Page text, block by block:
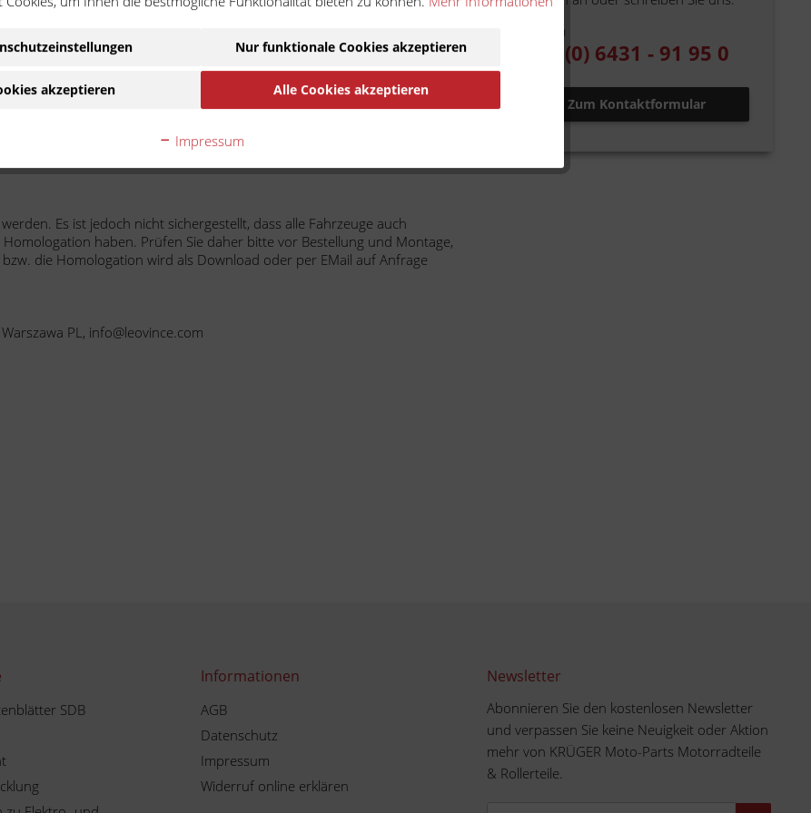
handelt es sich um ein Zubehör-/Ersatzteil eines
des Motorradherstellers hergestellt wurde. Die Nennung
Es ist jedoch nicht sichergestellt, dass alle Fahrzeuge auch
haben. Prüfen Sie daher bitte vor Bestellung und Montage,
die Homologation wird als Download oder per EMail auf Anfrage
PL, info@leovince.com
Telefon
+49 (0) 6431 - 91 95 0
Zum Kontaktformular
SDB
Informationen
AGB
Datenschutz
Impressum
Widerruf online erklären
Newsletter
Abonnieren Sie den kostenlosen Newsletter
und verpassen Sie keine Neuigkeit oder Aktion
mehr von KRÜGER Moto-Parts Motorradteile
& Rollerteile.
Nur funktionale Cookies akzeptieren
akzeptieren Alle Cookies akzeptieren
Impressum